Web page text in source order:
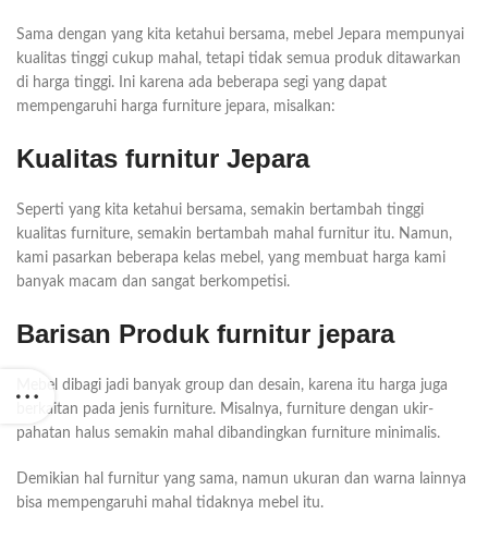
Sama dengan yang kita ketahui bersama, mebel Jepara mempunyai
kualitas tinggi cukup mahal, tetapi tidak semua produk ditawarkan
di harga tinggi. Ini karena ada beberapa segi yang dapat
mempengaruhi harga furniture jepara, misalkan:
Kualitas furnitur Jepara
Seperti yang kita ketahui bersama, semakin bertambah tinggi
kualitas furniture, semakin bertambah mahal furnitur itu. Namun,
kami pasarkan beberapa kelas mebel, yang membuat harga kami
banyak macam dan sangat berkompetisi.
Barisan Produk furnitur jepara
Mebel dibagi jadi banyak group dan desain, karena itu harga juga
berkaitan pada jenis furniture. Misalnya, furniture dengan ukir-
pahatan halus semakin mahal dibandingkan furniture minimalis.
Demikian hal furnitur yang sama, namun ukuran dan warna lainnya
bisa mempengaruhi mahal tidaknya mebel itu.